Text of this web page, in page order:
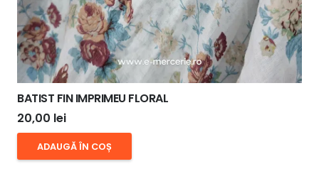
BATIST FIN IMPRIMEU FLORAL
20,00 lei
ADAUGĂ ÎN COȘ